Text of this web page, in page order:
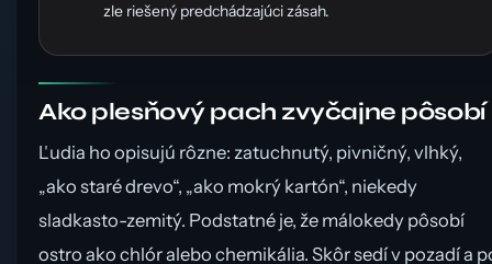
zle riešený predchádzajúci zásah.
Ako plesňový pach zvyčajne pôsobí
Ľudia ho opisujú rôzne: zatuchnutý, pivničný, vlhký,
„ako staré drevo“, „ako mokrý kartón“, niekedy
sladkasto-zemitý. Podstatné je, že málokedy pôsobí
ostro ako chlór alebo chemikália. Skôr sedí v pozadí a